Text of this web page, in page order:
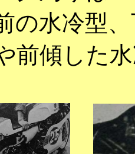
の水冷型
前傾した